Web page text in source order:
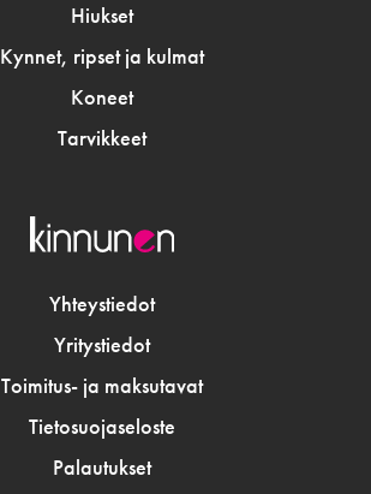
Hiukset
Kynnet, ripset ja kulmat
Koneet
Tarvikkeet
Yhteystiedot
Yritystiedot
Toimitus- ja maksutavat
Tietosuojaseloste
Palautukset